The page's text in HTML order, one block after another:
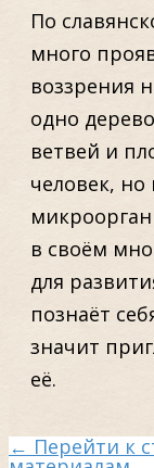
По
много
воззрения
одно
ветвей и
человек, но
в своём
для
познаёт
значит
её.
← Перейти к